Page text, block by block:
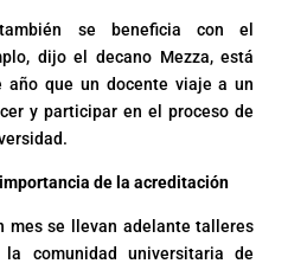
se beneficia con el
dijo el decano Mezza, está
año que un docente viaje a un
y participar en el proceso de
de la acreditación
mes se llevan adelante talleres
comunidad universitaria de